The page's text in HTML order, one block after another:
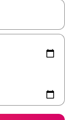
pregledati